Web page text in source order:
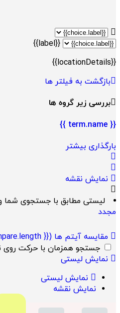
{{label}}
{{locationDetails}}
بازگشت به فیلتر ها
بررسی زیر گروه ها
{{ term.name }}
بارگذاری بیشتر
نمایش نقشه
لیستی مطابق با جستجوی شما
مجدد
مقایسه آیتم ها ({{ compare.length }})
جستجو همزمان با حرکت روی
نمایش لیستی
نمایش لیستی
نمایش نقشه